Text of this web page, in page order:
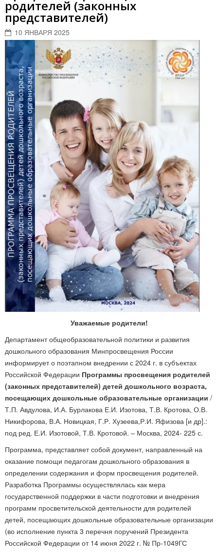
родителей (законных
представителей)
10 ЯНВАРЯ 2025
Уважаемые родители!
Департамент общеобразовательной политики и развития
дошкольного образования Минпросвещения России
информирует о поэтапном внедрении с 2024 г. в субъектах
Российской Федерации Программы просвещения родителей
(законных представителей) детей дошкольного возраста,
посещающих дошкольные образовательные организации /
Т.П. Авдулова, И.А. Бурлакова Е.И. Изотова, Т.В. Кротова, О.В.
Никифорова, В.А. Новицкая, Г.Р. Хузеева,Р.И. Яфизова [и др].:
под ред. Е.И. Изотовой, Т.В. Кротовой. – Москва, 2024- 225 с.
Программа, представляет собой документ, направленный на
оказание помощи педагогам дошкольного образования в
определении содержания и форм просвещения родителей.
Разработка Программы осуществлялась как мера
государственной поддержки в части подготовки и внедрения
программ просветительской деятельности для родителей
детей, посещающих дошкольные образовательные организации
(во исполнение пункта 3 перечня поручений Президента
Российской Федерации от 14 июня 2022 г. № Пр-1049ГС